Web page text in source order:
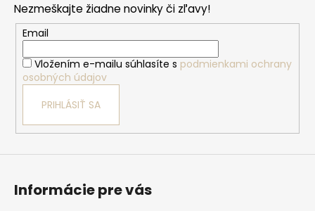
Nezmeškajte žiadne novinky či zľavy!
Email
Vložením e-mailu súhlasíte s podmienkami ochrany
osobných údajov
PRIHLÁSIŤ SA
Informácie pre vás